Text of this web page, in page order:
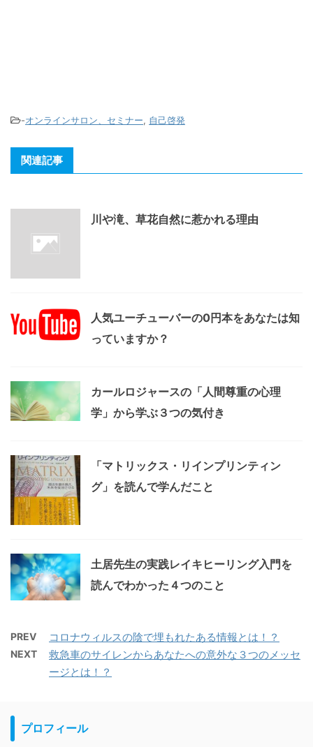
-オンラインサロン、セミナー, 自己啓発
関連記事
川や滝、草花自然に惹かれる理由
人気ユーチューバーの0円本をあなたは知
っていますか？
カールロジャースの「人間尊重の心理
学」から学ぶ３つの気付き
「マトリックス・リインプリンティン
グ」を読んで学んだこと
土居先生の実践レイキヒーリング入門を
読んでわかった４つのこと
PREV コロナウィルスの陰で埋もれたある情報とは！？
NEXT
救急車のサイレンからあなたへの意外な３つのメッセ
ージとは！？
プロフィール